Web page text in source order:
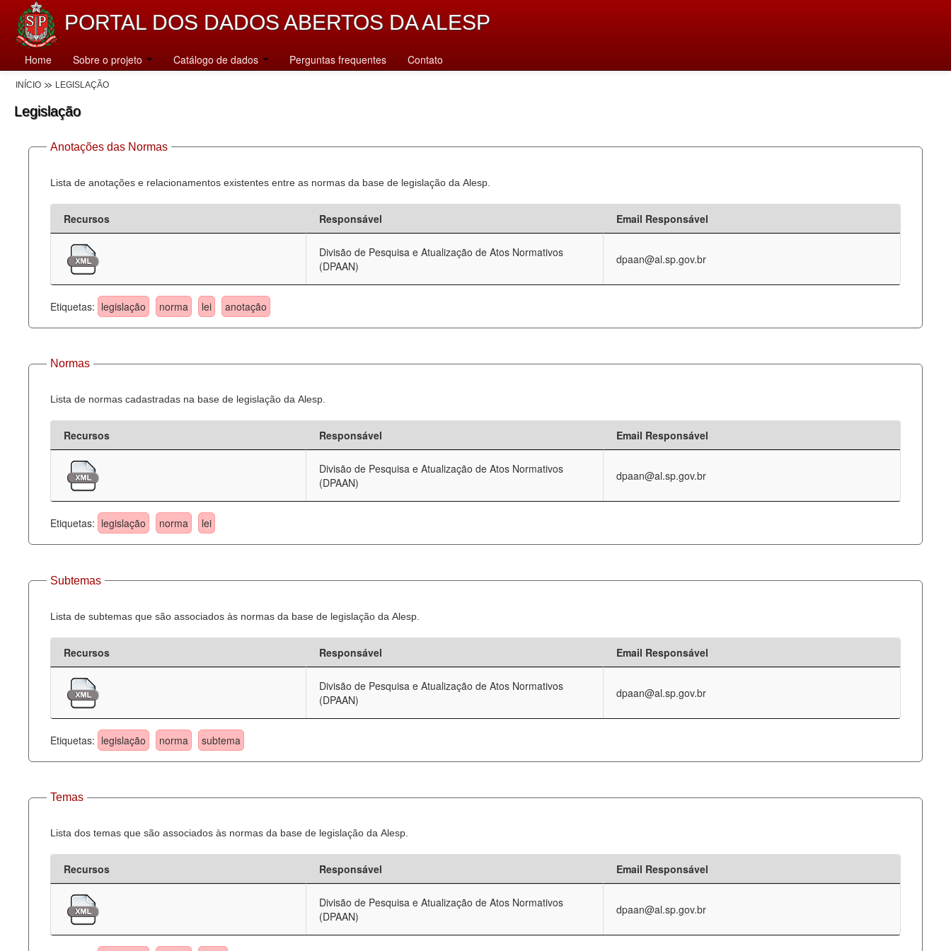
PORTAL DOS DADOS ABERTOS DA ALESP
Home Sobre o projeto Catálogo de dados Perguntas frequentes Contato
INÍCIO LEGISLAÇÃO
Legislação
Anotações das Normas
Lista de anotações e relacionamentos existentes entre as normas da base de legislação da Alesp.
Recursos Responsável Email Responsável
Divisão de Pesquisa e Atualização de Atos Normativos
(DPAAN)
dpaan@al.sp.gov.br
Etiquetas: legislação norma lei anotação
Normas
Lista de normas cadastradas na base de legislação da Alesp.
Recursos Responsável Email Responsável
Divisão de Pesquisa e Atualização de Atos Normativos
(DPAAN)
dpaan@al.sp.gov.br
Etiquetas: legislação norma lei
Subtemas
Lista de subtemas que são associados às normas da base de legislação da Alesp.
Recursos Responsável Email Responsável
Divisão de Pesquisa e Atualização de Atos Normativos
(DPAAN)
dpaan@al.sp.gov.br
Etiquetas: legislação norma subtema
Temas
Lista dos temas que são associados às normas da base de legislação da Alesp.
Recursos Responsável Email Responsável
Divisão de Pesquisa e Atualização de Atos Normativos
(DPAAN)
dpaan@al.sp.gov.br